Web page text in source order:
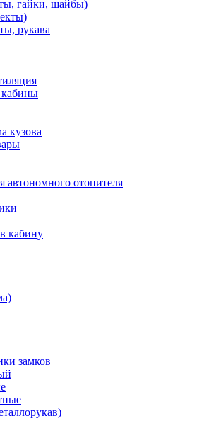
гайки, шайбы)
рукава
кузова
автономного отопителя
кабину
замков